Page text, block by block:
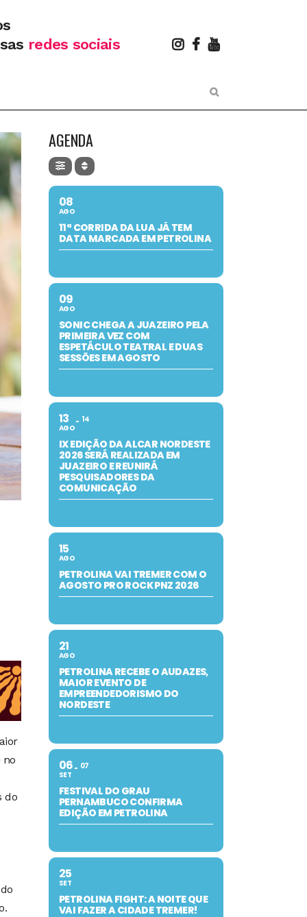
redes sociais
no
do
AGENDA
08
AGO
11ª CORRIDA DA LUA JÁ TEM
DATA MARCADA EM PETROLINA
09
AGO
SONIC CHEGA A JUAZEIRO PELA
PRIMEIRA VEZ COM
ESPETÁCULO TEATRAL E DUAS
SESSÕES EM AGOSTO
13
AGO
14
IX EDIÇÃO DA ALCAR NORDESTE
2026 SERÁ REALIZADA EM
JUAZEIRO E REUNIRÁ
PESQUISADORES DA
COMUNICAÇÃO
15
AGO
PETROLINA VAI TREMER COM O
AGOSTO PRO ROCK PNZ 2026
21
AGO
PETROLINA RECEBE O AUDAZES,
MAIOR EVENTO DE
EMPREENDEDORISMO DO
NORDESTE
06
SET
07
FESTIVAL DO GRAU
PERNAMBUCO CONFIRMA
EDIÇÃO EM PETROLINA
25
SET
PETROLINA FIGHT: A NOITE QUE
VAI FAZER A CIDADE TREMER!